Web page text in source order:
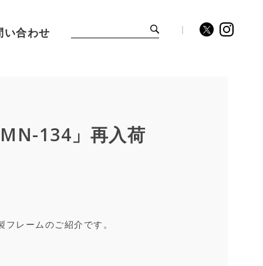
い合わせ
134」再入荷
レームのご紹介です。